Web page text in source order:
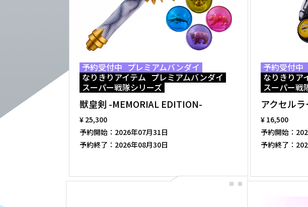
予約受付中 プレミアムバンダイ
なりきりアイテム プレミアムバンダイ
スーパー戦隊シリーズ
獣皇剣 -MEMORIAL EDITION-
¥ 25,300
予約開始： 2026年07月31日
予約終了： 2026年08月30日
予約受付中
なりきりア
スーパー戦
アクセル
¥ 16,500
予約開始：
予約終了：